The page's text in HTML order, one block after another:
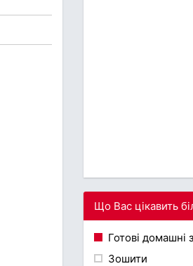
Що Вас цікавить
Готові домашні
Зошити